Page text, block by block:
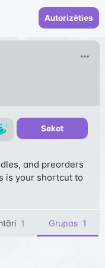
Autorizēties
and preorders
is your shortcut to
Sekot
1 Grupas 1